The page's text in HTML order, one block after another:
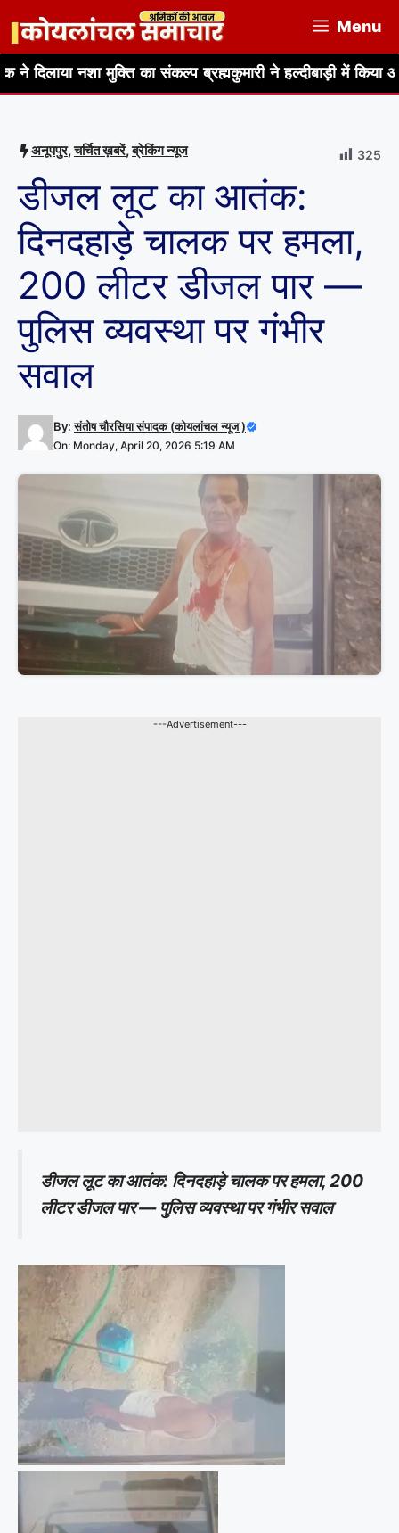
content
Menu
मुक्ति का संकल्प ब्रह्मकुमारी ने हल्दीबाड़ी में किया आयोजन
अनूपपुर,चर्चित ख़बरें,ब्रेकिंग न्यूज 325
डीजल लूट का आतंक:
दिनदहाड़े चालक पर हमला,
200 लीटर डीजल पार —
पुलिस व्यवस्था पर गंभीर
सवाल
By:संतोष चौरसिया संपादक (कोयलांचल न्यूज )
On: Monday, April 20, 2026 5:19 AM
---Advertisement---
डीजल लूट का आतंक: दिनदहाड़े चालक पर हमला, 200
लीटर डीजल पार — पुलिस व्यवस्था पर गंभीर सवाल